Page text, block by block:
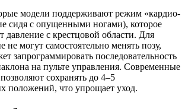
модели поддерживают режим «кардио-
сидя с опущенными ногами), которое
давление с крестцовой области. Для
не могут самостоятельно менять позу,
запрограммировать последовательность
на пульте управления. Современные
сохранять до 4–5
положений, что упрощает уход.